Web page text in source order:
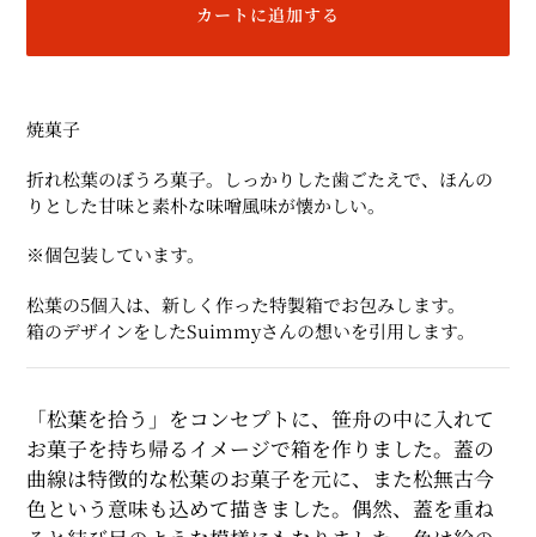
カートに追加する
ー
ト
に
商
を
加
す
焼菓子
折れ松葉のぼうろ菓子。しっかりした歯ごたえで、ほんの
りとした甘味と素朴な味噌風味が懐かしい。
※個包装しています。
松葉の5個入は、新しく作った特製箱でお包みします。
箱のデザインをしたSuimmyさんの想いを引用します。
「松葉を拾う」をコンセプトに、笹舟の中に入れて
お菓子を持ち帰るイメージで箱を作りました。蓋の
曲線は特徴的な松葉のお菓子を元に、また松無古今
色という意味も込めて描きました。偶然、蓋を重ね